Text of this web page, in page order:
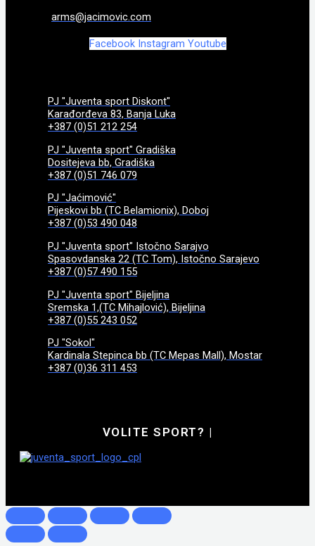
arms@jacimovic.com
Facebook Instagram Youtube
PJ "Juventa sport Diskont"
Karađorđeva 83, Banja Luka
+387 (0)51 212 254
PJ "Juventa sport" Gradiška
Dositejeva bb, Gradiška
+387 (0)51 746 079
PJ "Jaćimović"
Pijeskovi bb (TC Belamionix), Doboj
+387 (0)53 490 048
PJ "Juventa sport" Istočno Sarajvo
Spasovdanska 22 (TC Tom), Istočno Sarajevo
+387 (0)57 490 155
PJ "Juventa sport" Bijeljina
Sremska 1,(TC Mihajlović), Bijeljina
+387 (0)55 243 052
PJ "Sokol"
Kardinala Stepinca bb (TC Mepas Mall), Mostar
+387 (0)36 311 453
VOLITE SPORT? |